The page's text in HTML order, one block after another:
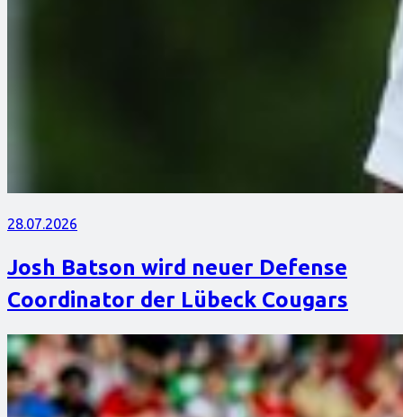
28.07.2026
Josh Batson wird neuer Defense
Coordinator der Lübeck Cougars